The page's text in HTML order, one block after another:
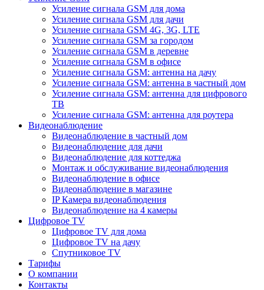
Усиление сигнала GSM для дома
Усиление сигнала GSM для дачи
Усиление сигнала GSM 4G, 3G, LTE
Усиление сигнала GSM за городом
Усиление сигнала GSM в деревне
Усиление сигнала GSM в офисе
Усиление сигнала GSM: антенна на дачу
Усиление сигнала GSM: антенна в частный дом
Усиление сигнала GSM: антенна для цифрового
ТВ
Усиление сигнала GSM: антенна для роутера
Видеонаблюдение
Видеонаблюдение в частный дом
Видеонаблюдение для дачи
Видеонаблюдение для коттеджа
Монтаж и обслуживание видеонаблюдения
Видеонаблюдение в офисе
Видеонаблюдение в магазине
IP Камера видеонаблюдения
Видеонаблюдение на 4 камеры
Цифровое TV
Цифровое TV для дома
Цифровое TV на дачу
Спутниковое TV
Тарифы
О компании
Контакты